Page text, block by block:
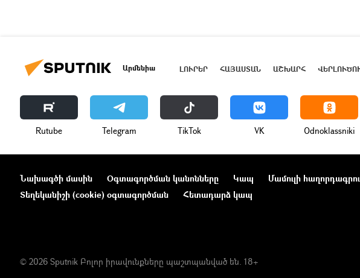
Արմենիա ԼՈՒՐԵՐ ՀԱՅԱՍՏԱՆ ԱՇԽԱՐՀ
Rutube Telegram ТikТоk VK Odnoklassniki
Նախագծի մասին Օգտագործման կանոնները Կապ Մամուլի
Տեղեկանիշի (cookie) օգտագործման
Հետադարձ կապ
© 2026 Sputnik Բոլոր իրավունքները պաշտպանված են. 18+